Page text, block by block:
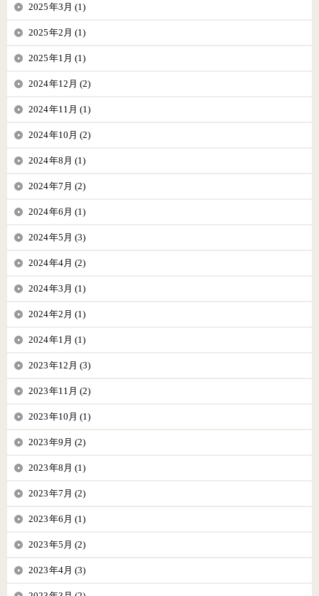
2025年3月 (1)
2025年2月 (1)
2025年1月 (1)
2024年12月 (2)
2024年11月 (1)
2024年10月 (2)
2024年8月 (1)
2024年7月 (2)
2024年6月 (1)
2024年5月 (3)
2024年4月 (2)
2024年3月 (1)
2024年2月 (1)
2024年1月 (1)
2023年12月 (3)
2023年11月 (2)
2023年10月 (1)
2023年9月 (2)
2023年8月 (1)
2023年7月 (2)
2023年6月 (1)
2023年5月 (2)
2023年4月 (3)